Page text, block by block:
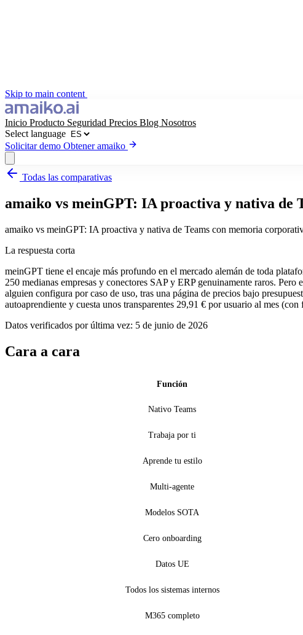
Skip to main content
Inicio Producto Seguridad Precios Blog Nosotros
Select language
Solicitar demo Obtener amaiko
Obtener amaiko Solicitar demo
Select language
Todas las comparativas
amaiko vs meinGPT: IA proactiva y nativa de
amaiko vs meinGPT: IA proactiva y nativa de Teams con memoria
La respuesta corta
meinGPT tiene el encaje más profundo en el mercado alemán de toda
250 medianas empresas y conectores SAP y ERP genuinamente raros.
alguien configura por caso de uso, tras una página de precios bajo
autoaprendiente y cuesta unos transparentes 29,91 € por usuario al mes
Datos verificados por última vez: 5 de junio de 2026
Cara a cara
Función
Nativo Teams
Trabaja por ti
Aprende tu estilo
Multi-agente
Modelos SOTA
Cero onboarding
Datos UE
Todos los sistemas internos
M365 completo